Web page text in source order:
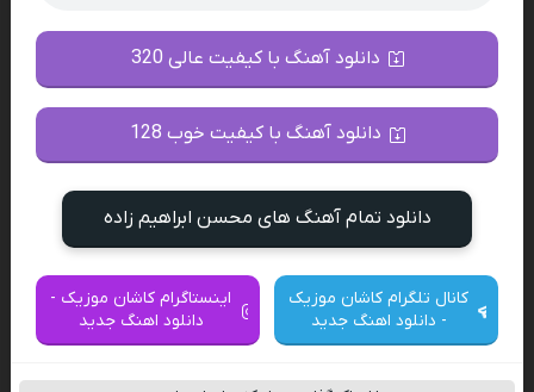
دانلود آهنگ با کیفیت عالی 320
دانلود آهنگ با کیفیت خوب 128
دانلود تمام آهنگ های محسن ابراهیم زاده
کانال تلگرام کاشان موزیک
- دانلود اهنگ جدید
اینستاگرام کاشان موزیک -
دانلود اهنگ جدید